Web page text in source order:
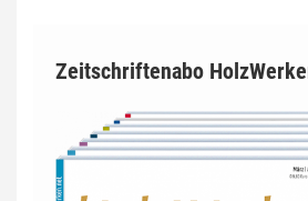
Zeitschriftenabo